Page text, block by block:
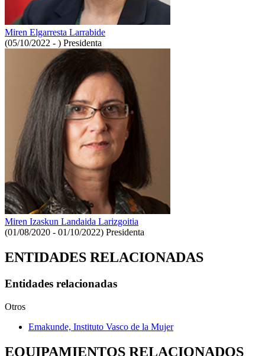
Miren Elgarresta Larrabide
(05/10/2022 - ) Presidenta
Miren Izaskun Landaida Larizgoitia
(01/08/2020 - 01/10/2022) Presidenta
ENTIDADES RELACIONADAS
Entidades relacionadas
Otros
Emakunde, Instituto Vasco de la Mujer
EQUIPAMIENTOS RELACIONADOS